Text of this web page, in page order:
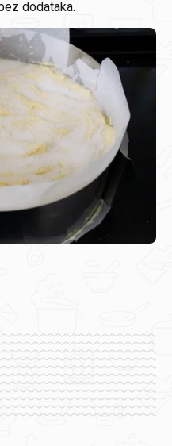
dodataka.